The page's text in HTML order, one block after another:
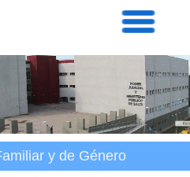
Servicios
Prensa
Intranet
Contacto
y de Género